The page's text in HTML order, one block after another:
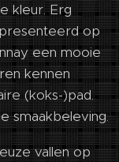
kleur. Erg
op
een mooie
kennen
(koks-)pad.
smaakbeleving.
vallen op